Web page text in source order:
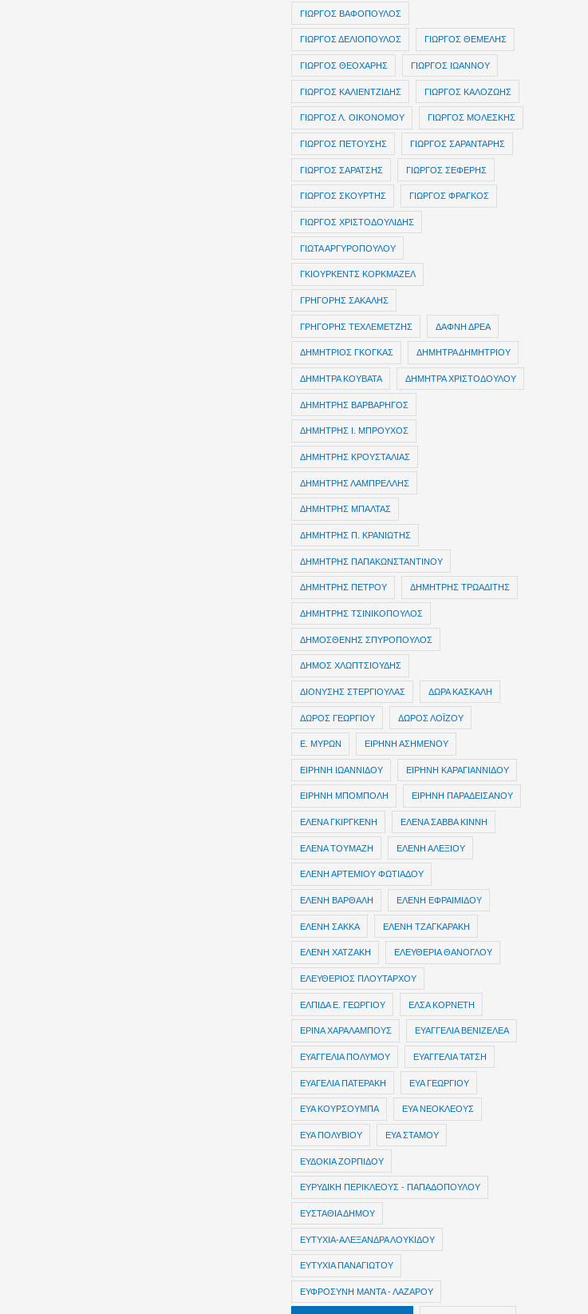
ΓΙΩΡΓΟΣ ΒΑΦΟΠΟΥΛΟΣ
ΓΙΩΡΓΟΣ ΔΕΛΙΟΠΟΥΛΟΣ ΓΙΩΡΓΟΣ ΘΕΜΕΛΗΣ
ΓΙΩΡΓΟΣ ΘΕΟΧΑΡΗΣ ΓΙΩΡΓΟΣ ΙΩΑΝΝΟΥ
ΓΙΩΡΓΟΣ ΚΑΛΙΕΝΤΖΙΔΗΣ ΓΙΩΡΓΟΣ ΚΑΛΟΖΩΗΣ
ΓΙΩΡΓΟΣ Λ. ΟΙΚΟΝΟΜΟΥ ΓΙΩΡΓΟΣ ΜΟΛΕΣΚΗΣ
ΓΙΩΡΓΟΣ ΠΕΤΟΥΣΗΣ ΓΙΩΡΓΟΣ ΣΑΡΑΝΤΑΡΗΣ
ΓΙΩΡΓΟΣ ΣΑΡΑΤΣΗΣ ΓΙΩΡΓΟΣ ΣΕΦΕΡΗΣ
ΓΙΩΡΓΟΣ ΣΚΟΥΡΤΗΣ ΓΙΩΡΓΟΣ ΦΡΑΓΚΟΣ
ΓΙΩΡΓΟΣ ΧΡΙΣΤΟΔΟΥΛΙΔΗΣ
ΓΙΩΤΑ ΑΡΓΥΡΟΠΟΥΛΟΥ
ΓΚΙΟΥΡΚΕΝΤΣ ΚΟΡΚΜΑΖΕΛ
ΓΡΗΓΟΡΗΣ ΣΑΚΑΛΗΣ
ΓΡΗΓΟΡΗΣ ΤΕΧΛΕΜΕΤΖΗΣ ΔΑΦΝΗ ΔΡΕΑ
ΔΗΜΗΤΡIOΣ ΓΚΟΓΚΑΣ ΔΗΜΗΤΡΑ ΔΗΜΗΤΡΙΟΥ
ΔΗΜΗΤΡΑ ΚΟΥΒΑΤΑ ΔΗΜΗΤΡΑ ΧΡΙΣΤΟΔΟΥΛΟΥ
ΔΗΜΗΤΡΗΣ ΒΑΡΒΑΡΗΓΟΣ
ΔΗΜΗΤΡΗΣ Ι. ΜΠΡΟΥΧΟΣ
ΔΗΜΗΤΡΗΣ ΚΡΟΥΣΤΑΛΙΑΣ
ΔΗΜΗΤΡΗΣ ΛΑΜΠΡΕΛΛΗΣ
ΔΗΜΗΤΡΗΣ ΜΠΑΛΤΑΣ
ΔΗΜΗΤΡΗΣ Π. ΚΡΑΝΙΩΤΗΣ
ΔΗΜΗΤΡΗΣ ΠΑΠΑΚΩΝΣΤΑΝΤΙΝΟΥ
ΔΗΜΗΤΡΗΣ ΠΕΤΡΟΥ ΔΗΜΗΤΡΗΣ ΤΡΩΑΔΙΤΗΣ
ΔΗΜΗΤΡΗΣ ΤΣΙΝΙΚΟΠΟΥΛΟΣ
ΔΗΜΟΣΘΕΝΗΣ ΣΠΥΡΟΠΟΥΛΟΣ
ΔΗΜΟΣ ΧΛΩΠΤΣΙΟΥΔΗΣ
ΔΙΟΝΥΣΗΣ ΣΤΕΡΓΙΟΥΛΑΣ ΔΩΡΑ ΚΑΣΚΑΛΗ
ΔΩΡΟΣ ΓΕΩΡΓΙΟΥ ΔΩΡΟΣ ΛΟΪΖΟΥ
Ε. ΜΥΡΩΝ ΕΙΡΗΝΗ ΑΣΗΜΕΝΟΥ
ΕΙΡΗΝΗ ΙΩΑΝΝΙΔΟΥ ΕΙΡΗΝΗ ΚΑΡΑΓΙΑΝΝΙΔΟΥ
ΕΙΡΗΝΗ ΜΠΟΜΠΟΛΗ ΕΙΡΗΝΗ ΠΑΡΑΔΕΙΣΑΝΟΥ
ΕΛΕΝΑ ΓΚΙΡΓΚΕΝΗ ΕΛΕΝΑ ΣΑΒΒΑ ΚΙΝΝΗ
ΕΛΕΝΑ ΤΟΥΜΑΖΗ ΕΛΕΝΗ ΑΛΕΞΙΟΥ
ΕΛΕΝΗ ΑΡΤΕΜΙΟΥ ΦΩΤΙΑΔΟΥ
ΕΛΕΝΗ ΒΑΡΘΑΛΗ ΕΛΕΝΗ ΕΦΡΑΙΜΙΔΟΥ
ΕΛΕΝΗ ΣΑΚΚΑ ΕΛΕΝΗ ΤΖΑΓΚΑΡΑΚΗ
ΕΛΕΝΗ ΧΑΤΖΑΚΗ ΕΛΕΥΘΕΡΙΑ ΘΑΝΟΓΛΟΥ
ΕΛΕΥΘΕΡΙΟΣ ΠΛΟΥΤΑΡΧΟΥ
ΕΛΠΙΔΑ Ε. ΓΕΩΡΓΙΟΥ ΕΛΣΑ ΚΟΡΝΕΤΗ
ΕΡΙΝΑ ΧΑΡΑΛΑΜΠΟΥΣ ΕΥΑΓΓΕΛΙΑ ΒΕΝΙΖΕΛΕΑ
ΕΥΑΓΓΕΛΙΑ ΠΟΛΥΜΟΥ ΕΥΑΓΓΕΛΙΑ ΤΑΤΣΗ
ΕΥΑΓΕΛΙΑ ΠΑΤΕΡΑΚΗ ΕΥΑ ΓΕΩΡΓΙΟΥ
ΕΥΑ ΚΟΥΡΣΟΥΜΠΑ ΕΥΑ ΝΕΟΚΛΕΟΥΣ
ΕΥΑ ΠΟΛΥΒΙΟΥ ΕΥΑ ΣΤΑΜΟΥ
ΕΥΔΟΚΙΑ ΖΟΡΠΙΔΟΥ
ΕΥΡΥΔΙΚΗ ΠΕΡΙΚΛΕΟΥΣ - ΠΑΠΑΔΟΠΟΥΛΟΥ
ΕΥΣΤΑΘΙΑ ΔΗΜΟΥ
ΕΥΤΥΧΙΑ-ΑΛΕΞΑΝΔΡΑ ΛΟΥΚΙΔΟΥ
ΕΥΤΥΧΙΑ ΠΑΝΑΓΙΩΤΟΥ
ΕΥΦΡΟΣΥΝΗ ΜΑΝΤΑ - ΛΑΖΑΡΟΥ